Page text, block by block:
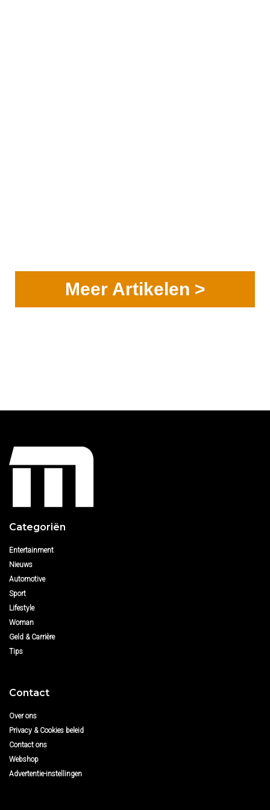
Meer Artikelen >
Categoriën
Entertainment
Nieuws
Automotive
Sport
Lifestyle
Woman
Geld & Carrière
Tips
Contact
Over ons
Privacy & Cookies beleid
Contact ons
Webshop
Advertentie-instellingen